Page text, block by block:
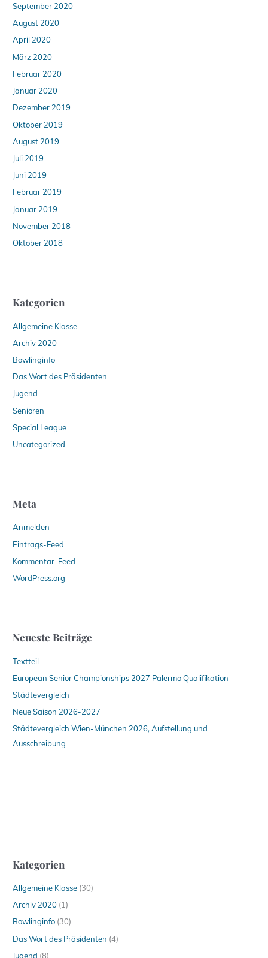
September 2020
August 2020
April 2020
März 2020
Februar 2020
Januar 2020
Dezember 2019
Oktober 2019
August 2019
Juli 2019
Juni 2019
Februar 2019
Januar 2019
November 2018
Oktober 2018
Kategorien
Allgemeine Klasse
Archiv 2020
Bowlinginfo
Das Wort des Präsidenten
Jugend
Senioren
Special League
Uncategorized
Meta
Anmelden
Eintrags-Feed
Kommentar-Feed
WordPress.org
Neueste Beiträge
Textteil
European Senior Championships 2027 Palermo Qualifikation
Städtevergleich
Neue Saison 2026-2027
Städtevergleich Wien-München 2026, Aufstellung und
Ausschreibung
Kategorien
Allgemeine Klasse (30)
Archiv 2020 (1)
Bowlinginfo (30)
Das Wort des Präsidenten (4)
Jugend (8)